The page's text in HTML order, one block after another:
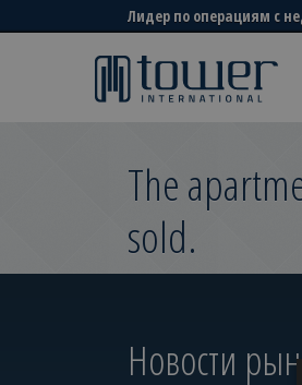
Лидер по операциям с
The
sold.
Новости